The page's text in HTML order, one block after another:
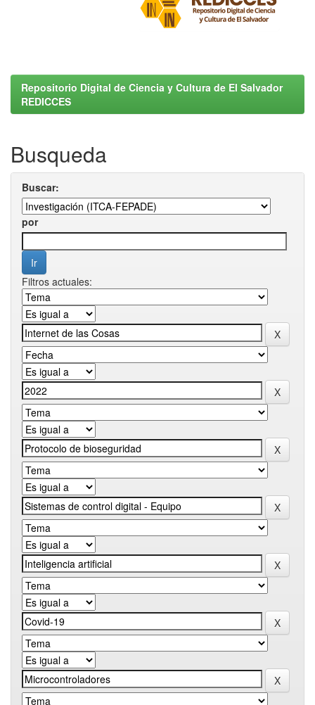
Repositorio Digital de Ciencia y Cultura de El Salvador
REDICCES
Busqueda
Buscar:
por
Filtros actuales: